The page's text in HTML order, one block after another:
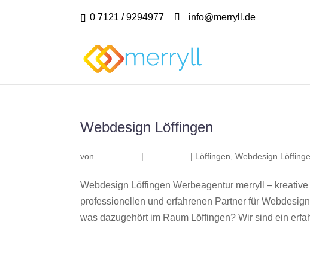
0 7121 / 9294977 info@merryll.de
Webdesign Löffingen
von | | Löffingen ,Webdesign
Webdesign Löffingen Werbeagentur merryll –
professionellen und erfahrenen Partner für
was dazugehört im Raum Löffingen? Wir sind ein